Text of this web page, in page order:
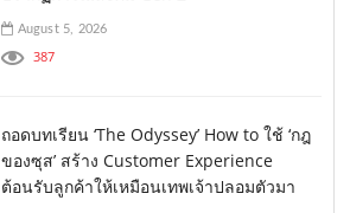
August 5, 2026
387
ถอดบทเรียน ‘The Odyssey’ How to ใช้ ‘กฎ
ของซุส’ สร้าง Customer Experience
ต้อนรับลูกค้าให้เหมือนเทพเจ้าปลอมตัวมา